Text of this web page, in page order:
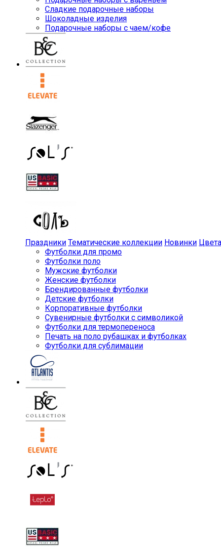
Сладкие подарочные наборы
Шоколадные изделия
Подарочные наборы с чаем/кофе
Праздники Тематические коллекции Новинки Цвета
Футболки для промо
Футболки поло
Мужские футболки
Женские футболки
Брендированные футболки
Детские футболки
Корпоративные футболки
Сувенирные футболки с символикой
Футболки для термопереноса
Печать на поло рубашках и футболках
Футболки для сублимации